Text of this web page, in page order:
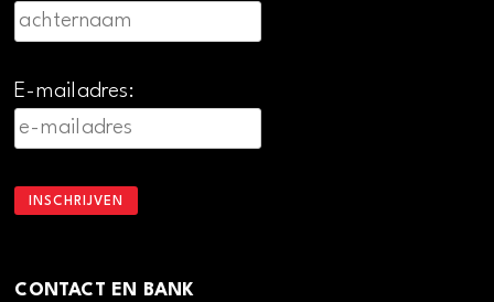
E-mailadres:
CONTACT EN BANK